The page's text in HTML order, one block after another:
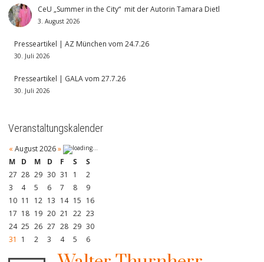
CeU „Summer in the City“ mit der Autorin Tamara Dietl
3. August 2026
Presseartikel | AZ München vom 24.7.26
30. Juli 2026
Presseartikel | GALA vom 27.7.26
30. Juli 2026
Veranstaltungskalender
« August 2026»
M
D M D F S
S
27 28 29 30 31 1
2
3
4 5 6 7 8
9
10 11 12 13 14 15 16
17 18 19 20 21 22 23
24 25 26 27 28 29 30
31
1 2 3 4 5 6